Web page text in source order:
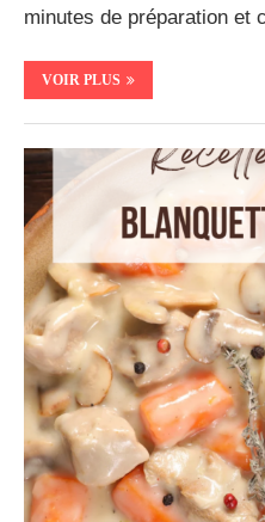
minutes de préparation et
VOIR PLUS